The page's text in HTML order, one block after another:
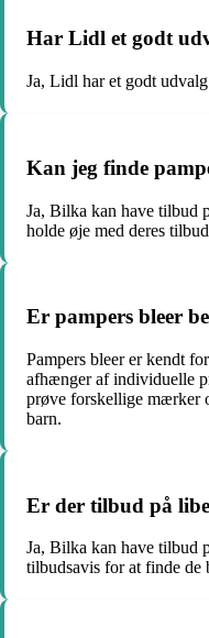
Har Lidl et godt
Ja, Lidl har et godt
Kan jeg finde
Ja, Bilka kan have tilbud
holde øje med deres
Er pampers bleer
Pampers bleer er kendt
afhænger af individuelle
prøve forskellige mærker
barn.
Er der tilbud på
Ja, Bilka kan have tilbud
tilbudsavis for at finde de